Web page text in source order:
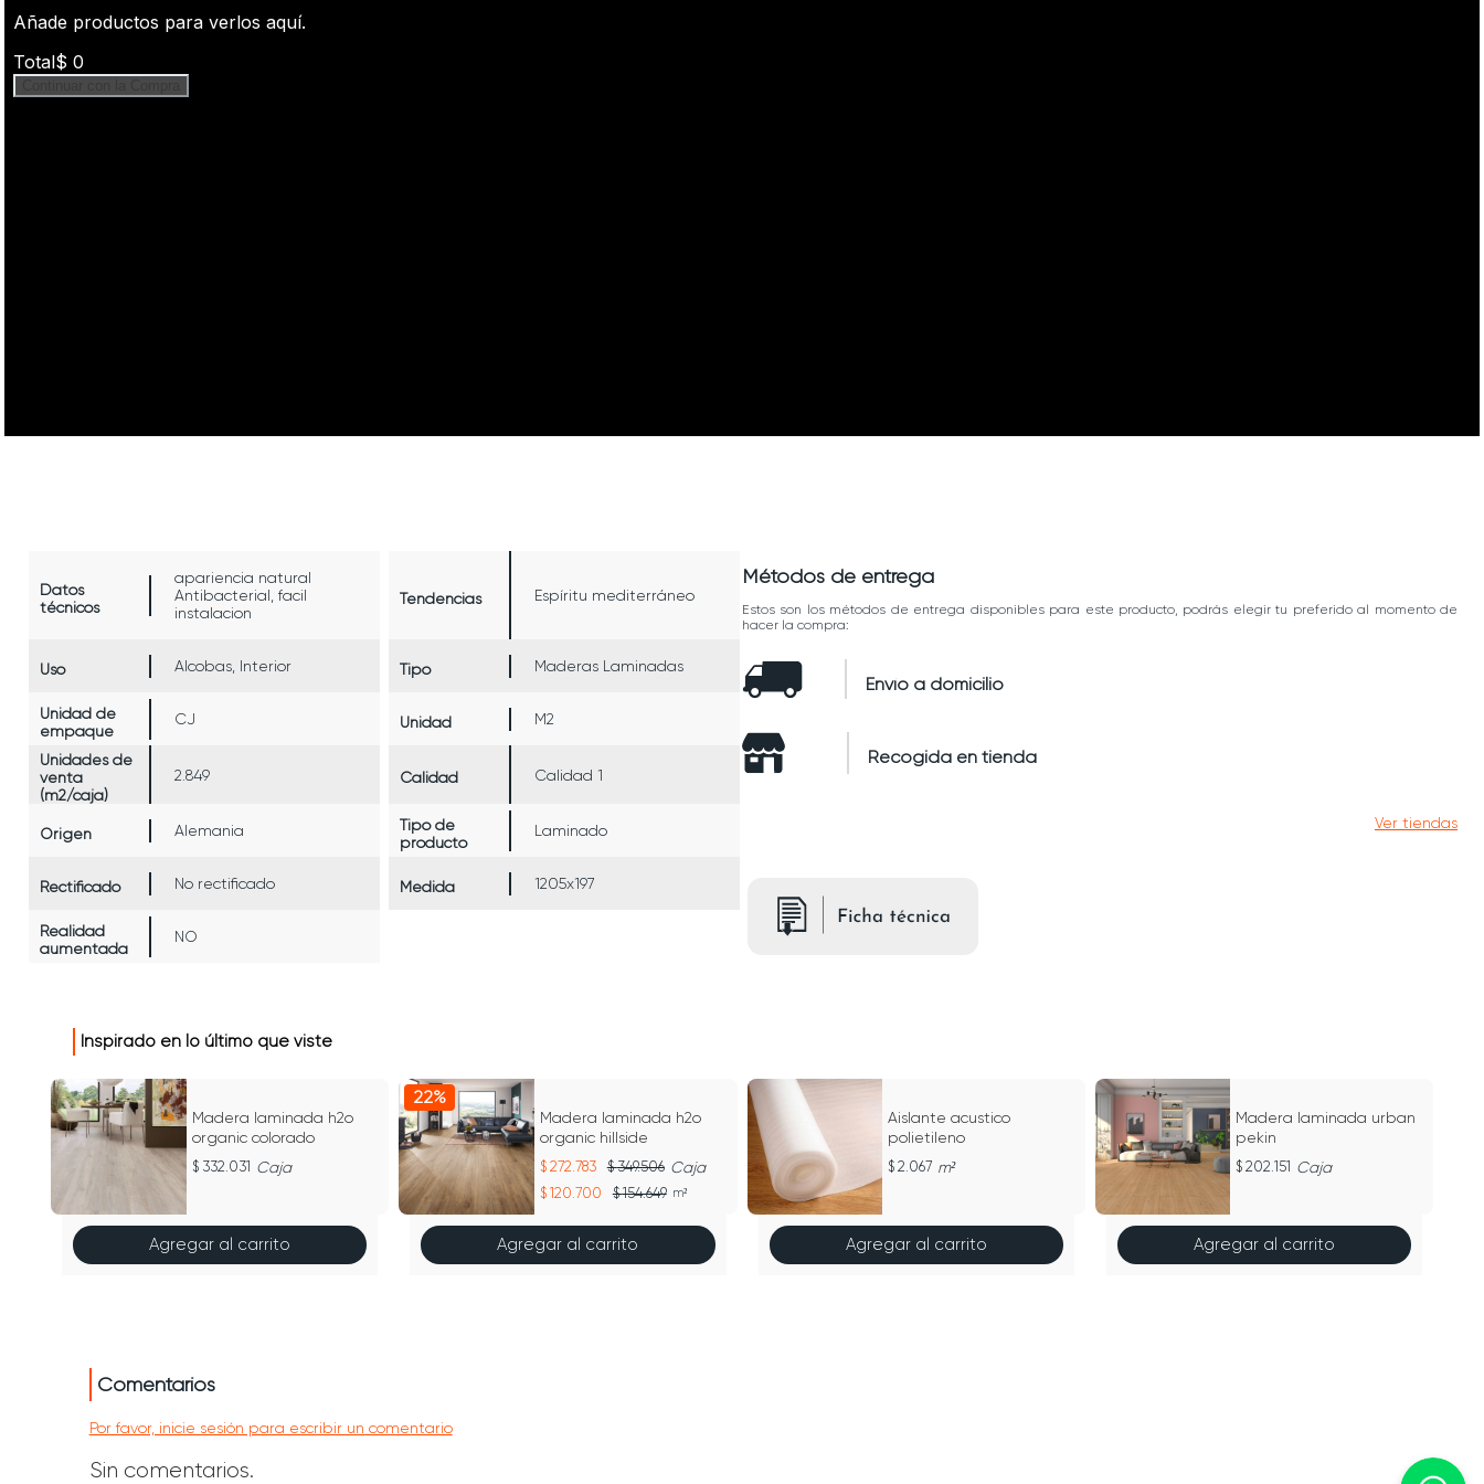
Datos
técnicos
apariencia natural
Antibacterial, facil
instalacion
Tendencias Espíritu mediterráneo
Uso Alcobas, Interior Tipo Maderas Laminadas
Unidad de
empaque
CJ Unidad M2
Unidades de
venta
(m2/caja)
2.849 Calidad Calidad 1
Origen Alemania
Tipo de
producto
Laminado
Rectificado No rectificado Medida 1205x197
Realidad
aumentada
NO
Métodos de entrega
Estos son los métodos de entrega disponibles para este producto, podrás elegir tu preferido al momento de
hacer la compra:
Envío a domicilio
Recogida en tienda
Ver tiendas
Inspirado en lo último que viste
Madera laminada h2o
organic colorado
332.031 Caja
Agregar al carrito
22%
Madera laminada h2o
organic hillside
272.783 349.506 Caja
120.700 154.649 m²
Agregar al carrito
Aislante acustico
polietileno
2.067 m²
Agregar al carrito
Madera laminada urban
pekin
202.151 Caja
Agregar al carrito
Comentarios
Por favor, inicie sesión para escribir un comentario
Sin comentarios.